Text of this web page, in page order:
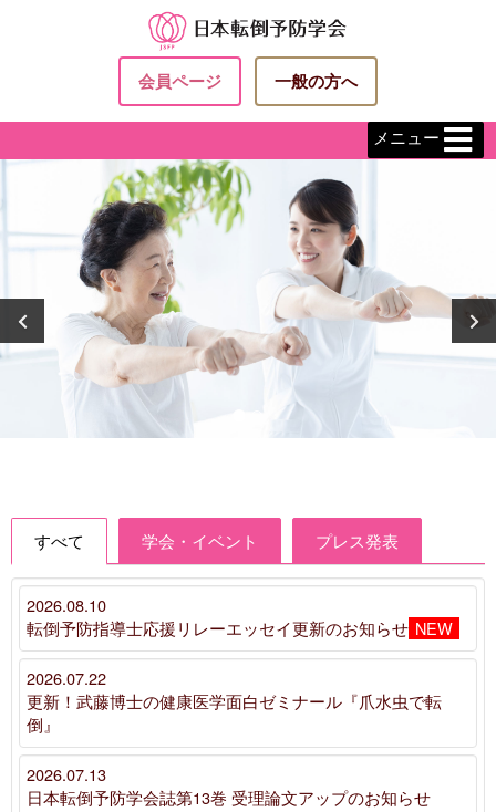
会員ページ 一般の方へ
メニュー
P
o
u
s
N
e
すべて 学会・イベント プレス発表
2026.08.10
転倒予防指導士応援リレーエッセイ更新のお知らせ NEW
2026.07.22
更新！武藤博士の健康医学面白ゼミナール『爪水虫で転
倒』
2026.07.13
日本転倒予防学会誌第13巻 受理論文アップのお知らせ